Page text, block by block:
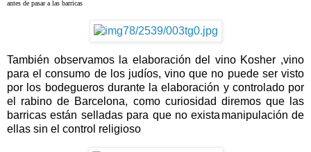
antes de pasar a las barricas
También observamos la elaboración del vino Kosher ,vino
para el consumo de los judíos, vino que no puede ser visto
por los bodegueros durante la elaboración y controlado por
el rabino de Barcelona, como curiosidad diremos que las
barricas están selladas para que no exista manipulación de
ellas sin el control religioso